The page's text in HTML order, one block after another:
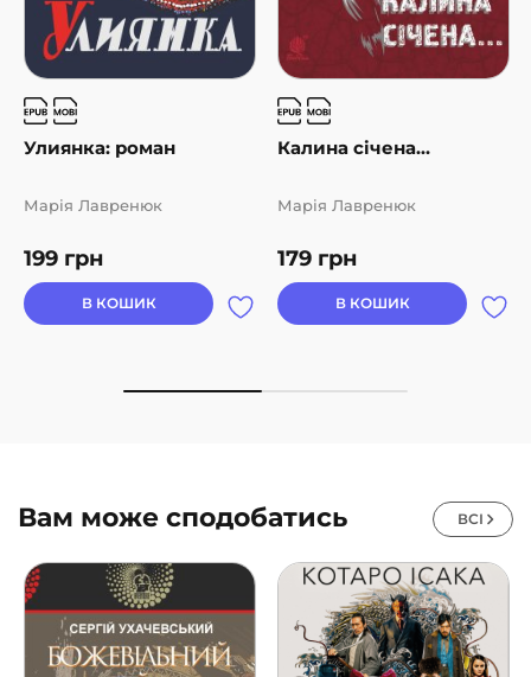
Улиянка: роман
199 грн
Марія Лавренюк
В КОШИК
Калина січена…
179 грн
Марія Лавренюк
В КОШИК
Вам може сподобатись ВСІ